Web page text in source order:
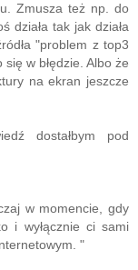
Zmusza też np. do
działa tak jak działa
"problem z top3
w błędzie. Albo że
na ekran jeszcze
dostałbym pod
w momencie, gdy
i wyłącznie ci sami
"